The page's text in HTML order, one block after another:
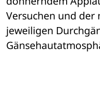
Versuchen und der
jeweiligen